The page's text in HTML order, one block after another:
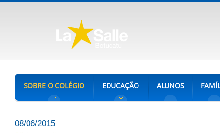
SOBRE O COLÉGIO EDUCAÇÃO ALUNOS
08/06/2015